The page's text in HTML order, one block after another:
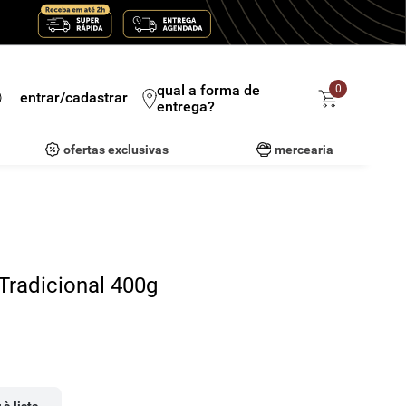
entrar/cadastrar
qual a forma de
entrega?
0
ofertas exclusivas mercearia
400g